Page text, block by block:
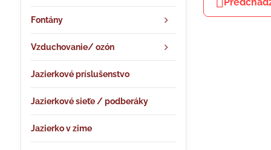
Fontány
Vzduchovanie/ ozón
Jazierkové príslušenstvo
Jazierkové sieťe / podberáky
Jazierko v zime